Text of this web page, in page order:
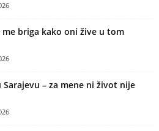
briga kako oni žive u tom
– za mene ni život nije